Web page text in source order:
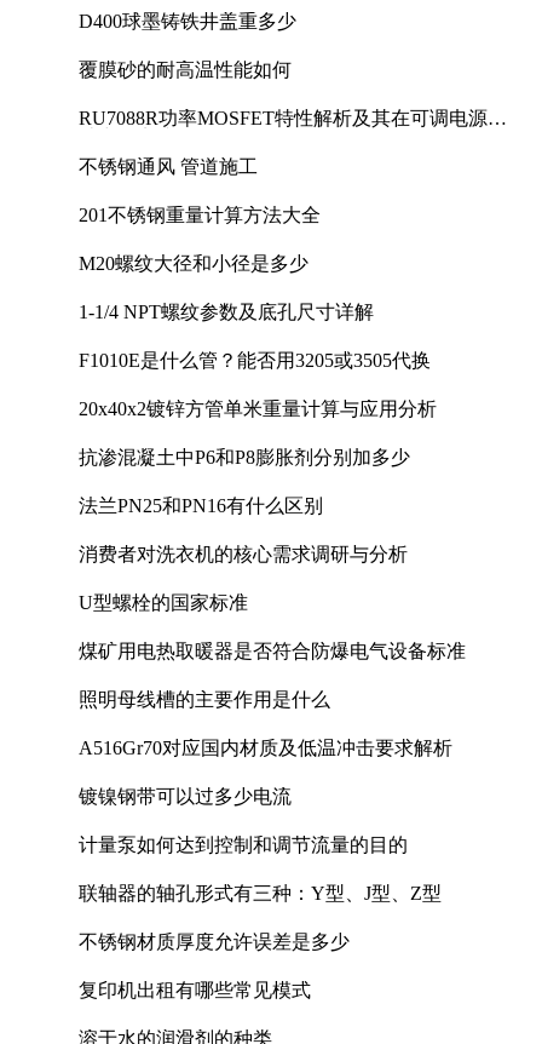
D400球墨铸铁井盖重多少
覆膜砂的耐高温性能如何
RU7088R功率MOSFET特性解析及其在可调电源设
不锈钢通风 管道施工
201不锈钢重量计算方法大全
M20螺纹大径和小径是多少
1-1/4 NPT螺纹参数及底孔尺寸详解
F1010E是什么管？能否用3205或3505代换
20x40x2镀锌方管单米重量计算与应用分析
抗渗混凝土中P6和P8膨胀剂分别加多少
法兰PN25和PN16有什么区别
消费者对洗衣机的核心需求调研与分析
U型螺栓的国家标准
煤矿用电热取暖器是否符合防爆电气设备标准
照明母线槽的主要作用是什么
A516Gr70对应国内材质及低温冲击要求解析
镀镍钢带可以过多少电流
计量泵如何达到控制和调节流量的目的
联轴器的轴孔形式有三种：Y型、J型、Z型
不锈钢材质厚度允许误差是多少
复印机出租有哪些常见模式
溶于水的润滑剂的种类